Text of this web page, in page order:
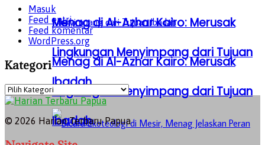
Menag di Al-Azhar Kairo: Merusak
Lingkungan Menyimpang dari Tujuan
Ibadah
Menag di Al-Azhar Kairo: Merusak
Lingkungan Menyimpang dari Tujuan
Ibadah
Masuk
Feed entri
Feed komentar
WordPress.org
Kategori
Kategori
© 2026 Harian Terbaru Papua